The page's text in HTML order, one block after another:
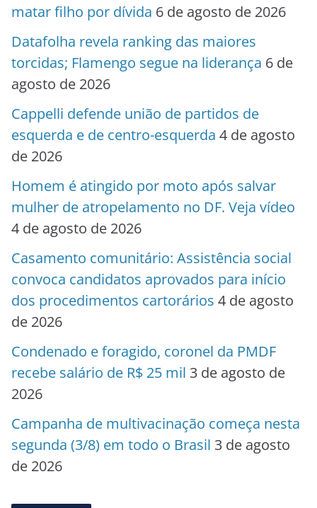
matar filho por dívida 6 de agosto de 2026
Datafolha revela ranking das maiores
torcidas; Flamengo segue na liderança 6 de
agosto de 2026
Cappelli defende união de partidos de
esquerda e de centro-esquerda 4 de agosto
de 2026
Homem é atingido por moto após salvar
mulher de atropelamento no DF. Veja vídeo
4 de agosto de 2026
Casamento comunitário: Assistência social
convoca candidatos aprovados para início
dos procedimentos cartorários 4 de agosto
de 2026
Condenado e foragido, coronel da PMDF
recebe salário de R$ 25 mil 3 de agosto de
2026
Campanha de multivacinação começa nesta
segunda (3/8) em todo o Brasil 3 de agosto
de 2026